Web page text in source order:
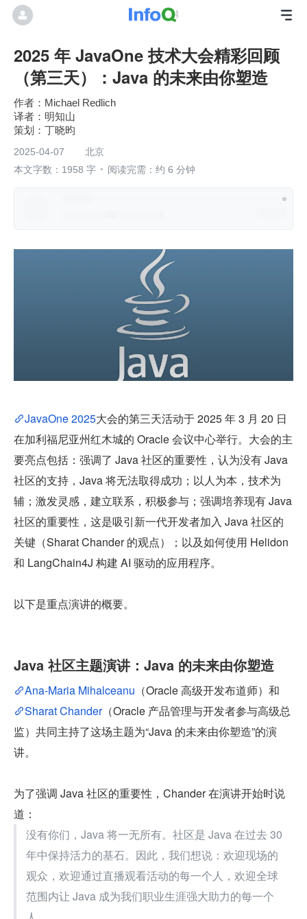
2025 年 JavaOne 技术大会精彩回顾
（第三天）：Java 的未来由你塑造
Michael Redlich
明知山
丁晓昀
2025-04-07
北京
本文字数：1958 字
阅读完需：约 6 分钟
JavaOne 2025大会的第三天活动于 2025 年 3 月 20 日
在加利福尼亚州红木城的 Oracle 会议中心举行。大会的主
要亮点包括：强调了 Java 社区的重要性，认为没有 Java
社区的支持，Java 将无法取得成功；以人为本，技术为
辅；激发灵感，建立联系，积极参与；强调培养现有 Java
社区的重要性，这是吸引新一代开发者加入 Java 社区的
关键（Sharat Chander 的观点）；以及如何使用 Helidon
和 LangChain4J 构建 AI 驱动的应用程序。
以下是重点演讲的概要。
Java 社区主题演讲：Java 的未来由你塑造
Ana-Maria Mihalceanu （Oracle 高级开发布道师）和
Sharat Chander（Oracle 产品管理与开发者参与高级总
监）共同主持了这场主题为“Java 的未来由你塑造”的演
讲。
为了强调 Java 社区的重要性，Chander 在演讲开始时说
道：
没有你们，Java 将一无所有。社区是 Java 在过去 30
年中保持活力的基石。因此，我们想说：欢迎现场的
观众，欢迎通过直播观看活动的每一个人，欢迎全球
范围内让 Java 成为我们职业生涯强大助力的每一个